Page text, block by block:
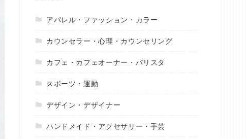
アパレル・ファッション・カラー
カウンセラー・心理・カウンセリング
カフェ・カフェオーナー・バリスタ
スポーツ・運動
デザイン・デザイナー
ハンドメイド・アクセサリー・手芸